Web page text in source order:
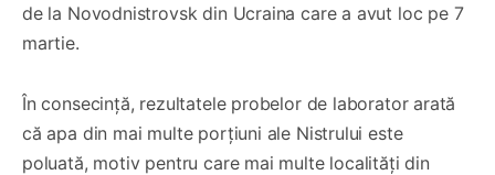
de la Novodnistrovsk din Ucraina care a avut loc pe 7
martie.
În consecință, rezultatele probelor de laborator arată
că apa din mai multe porțiuni ale Nistrului este
poluată, motiv pentru care mai multe localități din